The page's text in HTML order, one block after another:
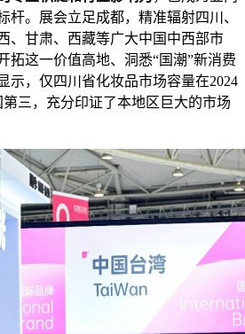
杆。展会立足成都，精准辐射四川、
、甘肃、西藏等广大中国中西部市
拓这一价值高地、洞悉“国潮”新消费
示，仅四川省化妆品市场容量在2024
第三，充分印证了本地区巨大的市场